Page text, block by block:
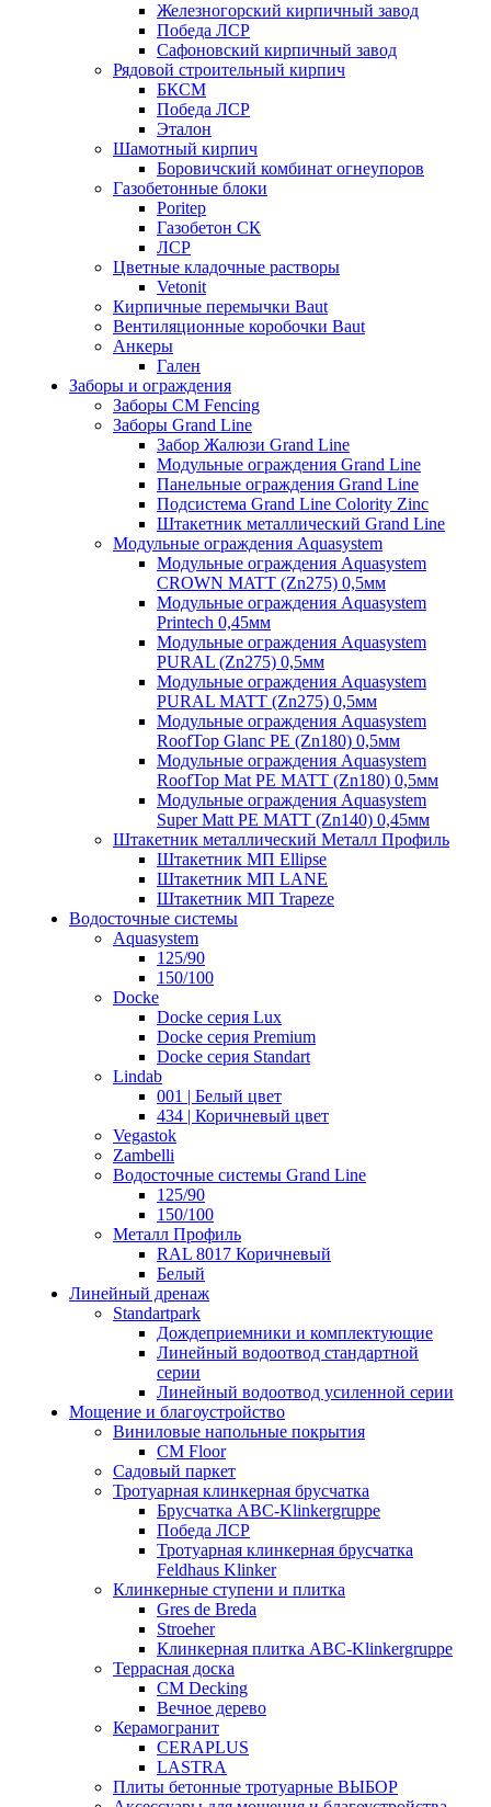
Железногорский кирпичный завод
Победа ЛСР
Сафоновский кирпичный завод
Рядовой строительный кирпич
БКСМ
Победа ЛСР
Эталон
Шамотный кирпич
Боровичский комбинат огнеупоров
Газобетонные блоки
Poritep
Газобетон СК
ЛСР
Цветные кладочные растворы
Vetonit
Кирпичные перемычки Baut
Вентиляционные коробочки Baut
Анкеры
Гален
Заборы и ограждения
Заборы CM Fencing
Заборы Grand Line
Забор Жалюзи Grand Line
Модульные ограждения Grand Line
Панельные ограждения Grand Line
Подсистема Grand Line Colority Zinc
Штакетник металлический Grand Line
Модульные ограждения Aquasystem
Модульные ограждения Aquasystem
CROWN MATT (Zn275) 0,5мм
Модульные ограждения Aquasystem
Printech 0,45мм
Модульные ограждения Aquasystem
PURAL (Zn275) 0,5мм
Модульные ограждения Aquasystem
PURAL MATT (Zn275) 0,5мм
Модульные ограждения Aquasystem
RoofTop Glanc PE (Zn180) 0,5мм
Модульные ограждения Aquasystem
RoofTop Mat PE MATT (Zn180) 0,5мм
Модульные ограждения Aquasystem
Super Matt PE MATT (Zn140) 0,45мм
Штакетник металлический Металл Профиль
Штакетник МП Ellipse
Штакетник МП LANE
Штакетник МП Trapeze
Водосточные системы
Aquasystem
125/90
150/100
Docke
Docke серия Lux
Docke серия Premium
Docke серия Standart
Lindab
001 | Белый цвет
434 | Коричневый цвет
Vegastok
Zambelli
Водосточные системы Grand Line
125/90
150/100
Металл Профиль
RAL 8017 Коричневый
Белый
Линейный дренаж
Standartpark
Дождеприемники и комплектующие
Линейный водоотвод стандартной
серии
Линейный водоотвод усиленной серии
Мощение и благоустройство
Виниловые напольные покрытия
CM Floor
Садовый паркет
Тротуарная клинкерная брусчатка
Брусчатка АВС-Klinkergruppe
Победа ЛСР
Тротуарная клинкерная брусчатка
Feldhaus Klinker
Клинкерные ступени и плитка
Gres de Breda
Stroeher
Клинкерная плитка ABC-Klinkergruppe
Террасная доска
CM Decking
Вечное дерево
Керамогранит
CERAPLUS
LASTRA
Плиты бетонные тротуарные ВЫБОР